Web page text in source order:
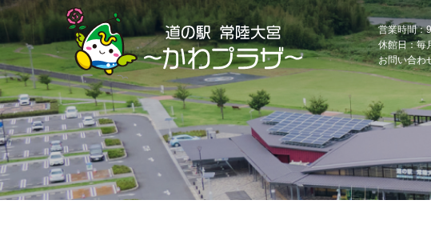
Skip
to
content
営業時間：
休館日：毎
お問い合わ